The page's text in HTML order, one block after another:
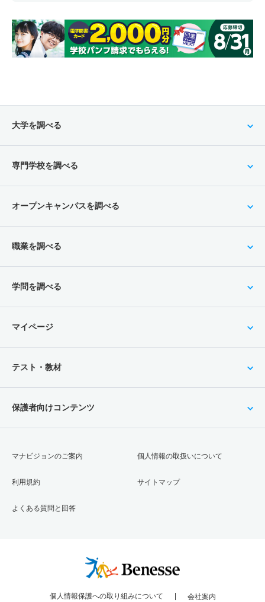
大学を調べる
専門学校を調べる
オープンキャンパスを調べる
職業を調べる
学問を調べる
マイページ
テスト・教材
保護者向けコンテンツ
マナビジョンのご案内
利用規約
よくある質問と回答
個人情報の取扱いについて
サイトマップ
個人情報保護への取り組みについて 会社案内